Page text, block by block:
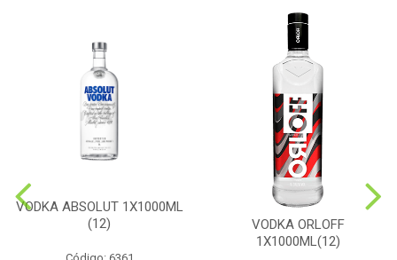
VODKA ABSOLUT 1X1000ML
(12)
VODKA ORLOFF
1X1000ML(12)